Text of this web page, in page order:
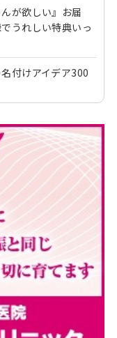
が欲しい』お届
うれしい特典いっ
付けアイデア300